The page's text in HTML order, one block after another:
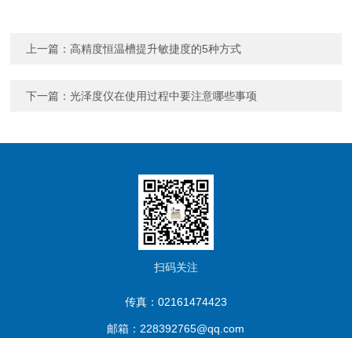
上一篇：高精度恒温槽提升敏捷度的5种方式
下一篇：光泽度仪在使用过程中要注意哪些事项
扫码关注
传真：02161474423
邮箱：228392765@qq.com